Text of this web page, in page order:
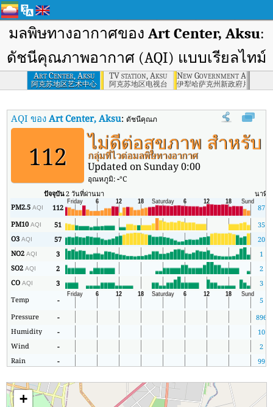
มลพิษทางอากาศของ Art Center, Aksu:
ดัชนีคุณภาพอากาศ (AQI) แบบเรียลไทม์
Art Center, Aksu
阿克苏地区艺术中心
TV station, Aksu
阿克苏地区电视台
New Government Area,
伊犁哈萨克州新政府片区
AQI ของArt Center, Aksu:ดัชนีคุณภาพอากาศ (AQI) แบบเรียลไทม์ของ
112 ไม่ดีต่อสุขภาพ สำหรับ
กลุ่มที่ไวต่อมลพิษทางอากาศ
Updated on Sunday 0:00
อุณหภูมิ:-°C
ปัจจุบัน2 วันที่ผ่านมา นาที
PM2.5AQI 112 87
PM10AQI 51 35
O3AQI 57
20
NO2AQI 3
1
SO2AQI 2
2
COAQI 3
3
Temp
-
5
Pressure
- 896
Humidity
-
10
Wind
-
2
Rain
- 99
+